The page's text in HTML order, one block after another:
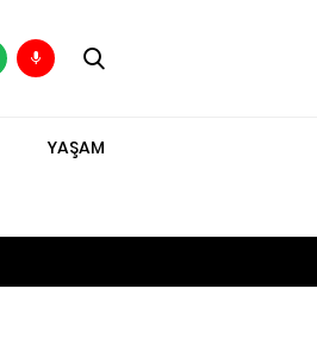
YAŞAM